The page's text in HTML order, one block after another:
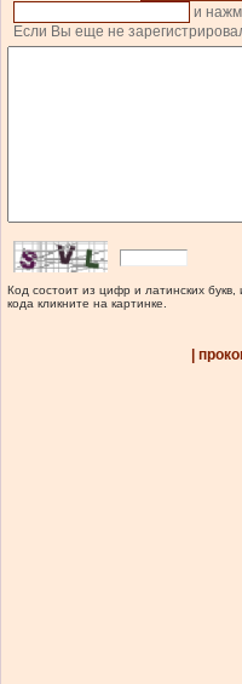
и
Если Вы еще не
Код состоит из цифр и латинских
кода кликните на картинке.
|